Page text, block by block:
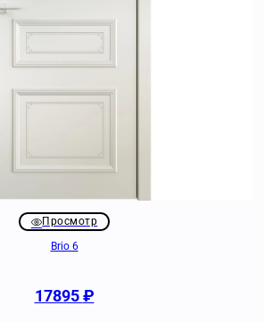
Просмотр
Brio 6
17895₽